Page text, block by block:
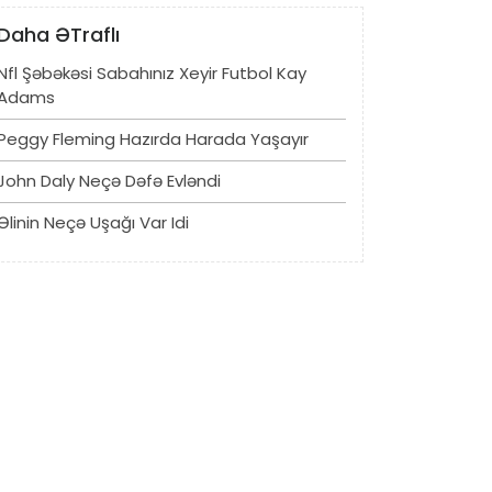
ƏTraflı
Şəbəkəsi Sabahınız Xeyir Futbol Kay
Fleming Hazırda Harada Yaşayır
Daly Neçə Dəfə Evləndi
Neçə Uşağı Var Idi